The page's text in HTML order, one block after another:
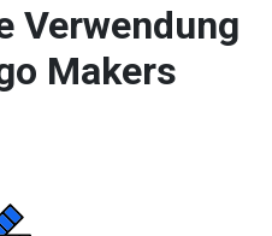
Verwendung
Makers